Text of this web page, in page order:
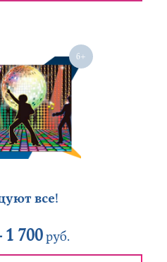
все!
1 700руб.